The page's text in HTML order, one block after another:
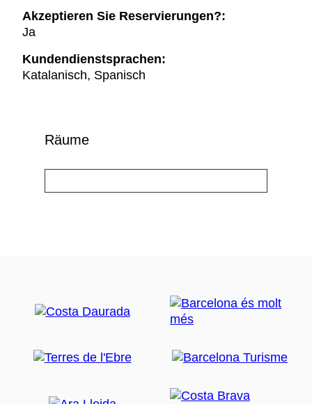
Akzeptieren Sie Reservierungen?:
Ja
Kundendienstsprachen:
Katalanisch, Spanisch
Räume